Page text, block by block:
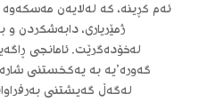
ئەم کڕینە، کە لەلایەن مەسکەوە
ژمێریاری، دابەشکردن و
لەخۆدەگرێت. ئامانجی